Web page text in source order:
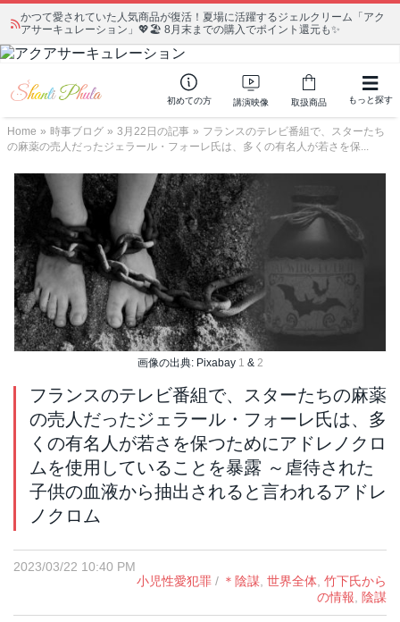
かつて愛されていた人気商品が復活！夏場に活躍するジェルクリーム「アク
アサーキュレーション」💖🏖️ 8月末までの購入でポイント還元も✨
初めての方 講演映像 取扱商品 もっと探す
Home » 時事ブログ » 3月22日の記事 » フランスのテレビ番組で、スターたち
の麻薬の売人だったジェラール・フォーレ氏は、多くの有名人が若さを保...
画像の出典: Pixabay 1 & 2
フランスのテレビ番組で、スターたちの麻薬
の売人だったジェラール・フォーレ氏は、多
くの有名人が若さを保つためにアドレノクロ
ムを使用していることを暴露 ～虐待された
子供の血液から抽出されると言われるアドレ
ノクロム
2023/03/22 10:40 PM
小児性愛犯罪 / ＊陰謀, 世界全体, 竹下氏から
の情報, 陰謀